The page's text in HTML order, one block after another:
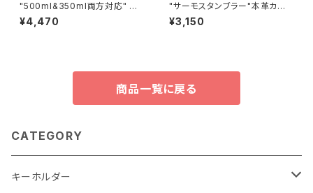
"500ml&350ml両方対応" ビ
ールキーパー＜Olive Green
＞
¥4,470
"サーモスタンブラー"本革カバ
ー＜CAMEL＞ 保冷機能付き T
HERMOS 350mlカバー☆
¥3,150
商品一覧に戻る
CATEGORY
キーホルダー